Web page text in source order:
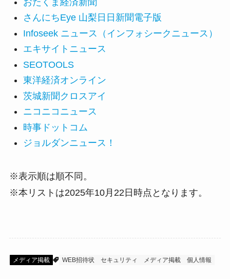
さんにちEye 山梨日日新聞電子版
Infoseek ニュース（インフォシークニュース）
エキサイトニュース
SEOTOOLS
東洋経済オンライン
茨城新聞クロスアイ
ニコニコニュース
時事ドットコム
ジョルダンニュース！
※表示順は順不同。
※本リストは2025年10月22日時点となります。
メディア掲載 WEB招待状 セキュリティ メディア掲載 個人情報